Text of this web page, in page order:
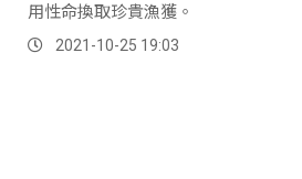
用性命換取珍貴漁獲。
2021-10-25 19:03